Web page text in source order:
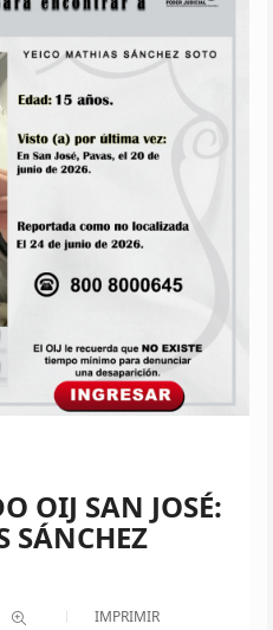
OIJ SAN JOSÉ:
SÁNCHEZ
IMPRIMIR